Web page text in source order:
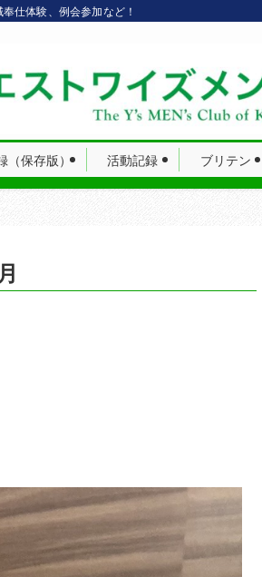
仕体験、例会参加など！
（保存版） 活動記録 ブリテン